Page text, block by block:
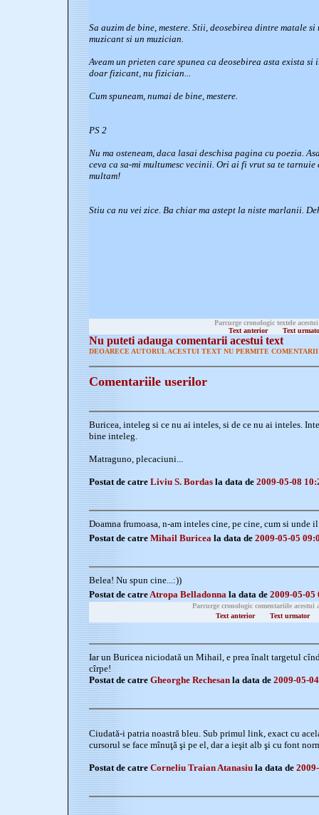
Sa auzim de bine, mestere. Stii, deosebirea dintre matale
muzicant si un muzician.
Aveam un prieten care spunea ca deosebirea asta exista
doar fizicant, nu fizician...
Cum spuneam, numai de bine, mestere.
PS 2
Nu ma osteneam, daca lasai deschisa pagina cu poezia.
ceva ca sa-mi multumesc vecinii. Ori ai fi vrut sa te
multam!
Stiu ca nu vei zice. Ba chiar ma astept la niste marlanii.
Parcurge cronologic textele
Text anterior
Text
Nu puteti adauga comentarii acestui text
DEOARECE AUTORUL ACESTUI TEXT NU PERMITE
Comentariile userilor
Buricea, inteleg si ce nu ai inteles, si de ce nu ai inteles.
bine inteleg.
Matraguno, plecaciuni...
Postat de catre Liviu S. Bordas la data de 2009-05-08
Doamna frumoasa, n-am inteles cine, pe cine, cum si unde
Postat de catre Mihail Buricea la data de 2009-05-05
Belea! Nu spun cine...:))
Postat de catreAtropa Belladonna la data de 2009-05-05
Parcurge cronologic comentariile acestui
Text anterior
Text urmator
Iar un Buricea niciodată un Mihail, e prea înalt targetul
cîrpe!
Postat de catre Gheorghe Rechesan la data de 2009-05-
Ciudată-i patria noastră bleu. Sub primul link, exact cu
cursorul se face mînuţă şi pe el, dar a ieşit alb şi cu font
Postat de catre Corneliu Traian Atanasiu la data de